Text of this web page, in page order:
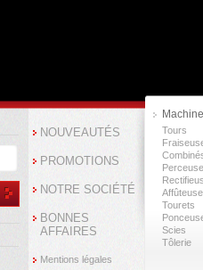
NOUVEAUTÉS
PROMOTIONS
NOTRE SOCIÉTÉ
BONNES
AFFAIRES
Mentions légales
Tours
Tourets
Scies
Tôlerie